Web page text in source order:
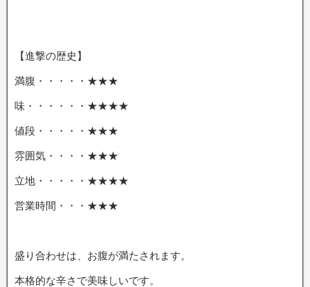
【進撃の歴史】
満腹・・・・・★★★
味・・・・・・★★★★
値段・・・・・★★★
雰囲気・・・・★★★
立地・・・・・★★★★
営業時間・・・★★★
盛り合わせは、お腹が満たされます。
本格的な辛さで美味しいです。